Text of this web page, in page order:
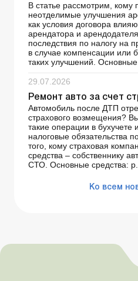
В статье рассмотрим, кому
неотделимые улучшения
как условия договора
арендатора и
последствия по налогу на
в случае компенсации или
таких улучшений.
29.07.2026
Ремонт авто за счет
Автомобиль после ДТП
страхового возмещения?
такие операции в бухучете
налоговые обязательства
того, кому страховая
средства – собственнику
СТО. Основные средства:
Ко всем